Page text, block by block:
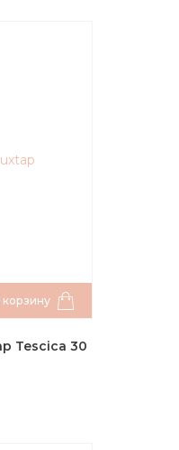
корзину
Tescica 30